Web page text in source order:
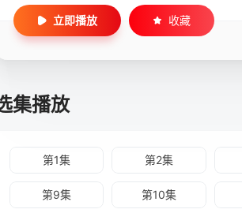
立即播放 收藏
集播放
第1集 第2集
第9集 第10集